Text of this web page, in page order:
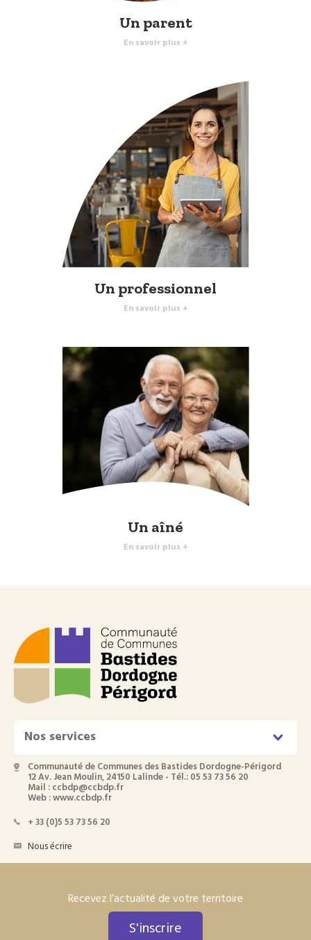
Un parent
En savoir plus +
Un professionnel
En savoir plus +
Un aîné
En savoir plus +
Nos services
Communauté de Communes des Bastides Dordogne-Périgord
12 Av. Jean Moulin, 24150 Lalinde - Tél.: 05 53 73 56 20
Mail : ccbdp@ccbdp.fr
Web : www.ccbdp.fr
+ 33 (0)5 53 73 56 20
Nous écrire
Recevez l’actualité de votre territoire
S'inscrire